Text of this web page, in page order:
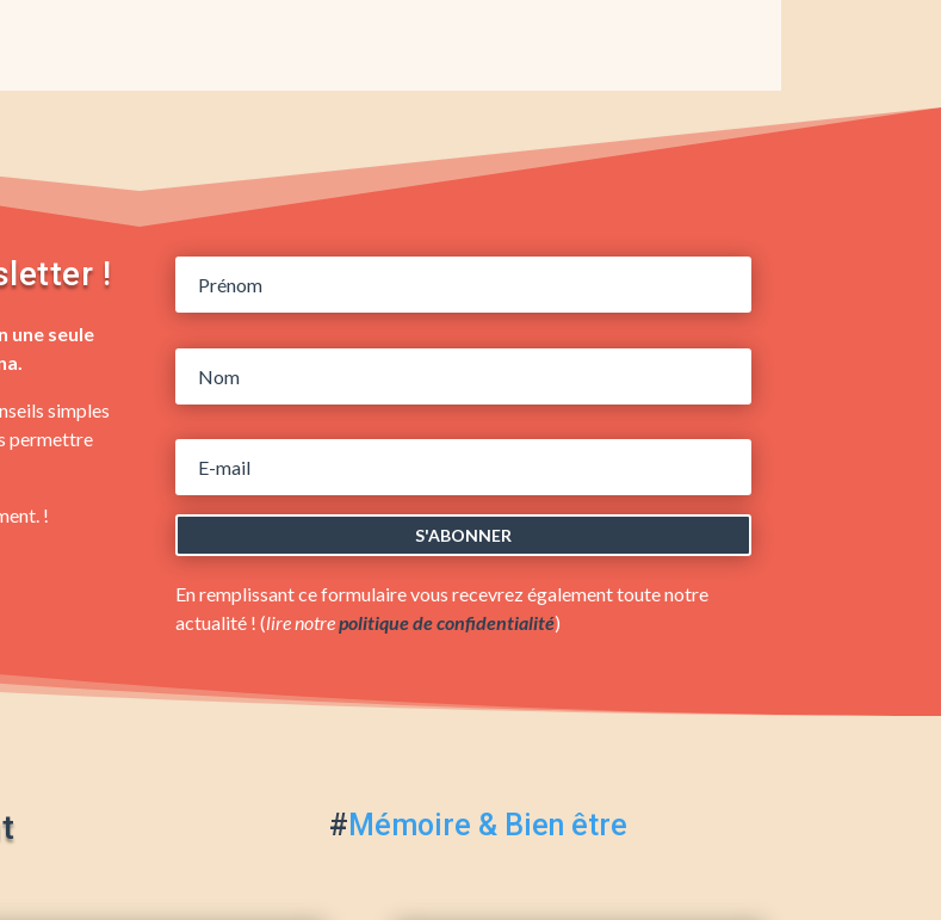
!
une seule
simples
permettre
!
S'ABONNER
En remplissant ce formulaire vous recevrez également toute notre
actualité ! (lire notrepolitique de confidentialité)
# Mémoire & Bien être